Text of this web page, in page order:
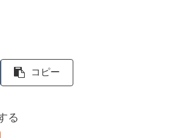
コピー
る